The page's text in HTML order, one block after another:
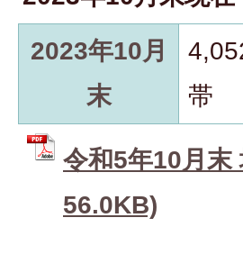
2023年10月
末
帯
令和5年10月末
56.0KB)